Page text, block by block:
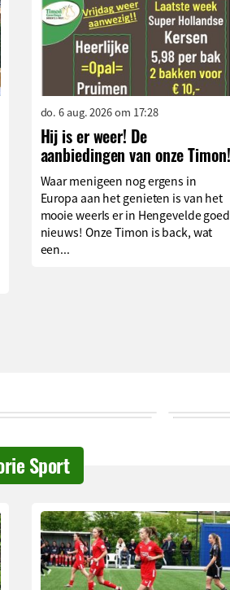
do. 6 aug. 2026 om 17:28
Hij is er weer! De
aanbiedingen van onze Timon!
Waar menigeen nog ergens in
Europa aan het genieten is van het
mooie weerIs er in Hengevelde goed
nieuws! Onze Timon is back, wat
een...
Sport